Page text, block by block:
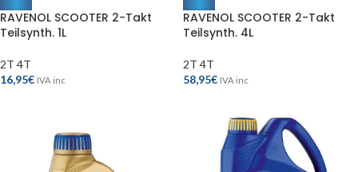
RAVENOL SCOOTER 2-Takt
Teilsynth. 1L
2T 4T
16,95€ IVA inc
RAVENOL SCOOTER 2-Takt
Teilsynth. 4L
2T 4T
58,95€ IVA inc